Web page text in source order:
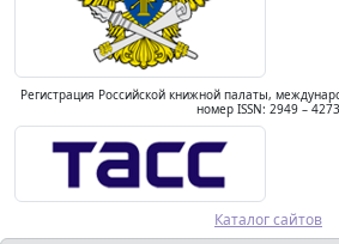
Регистрация Российской книжной палаты,
номер ISSN: 2949 – 4273
Каталог сайтов